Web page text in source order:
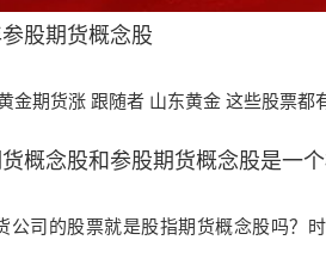
参股期货概念股
金期货涨 跟随者 山东黄金 这些股票都
概念股和参股期货概念股是一个
公司的股票就是股指期货概念股吗？